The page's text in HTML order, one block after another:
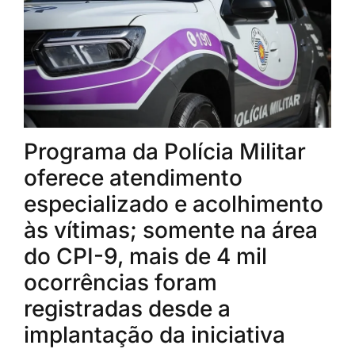
Programa da Polícia Militar
oferece atendimento
especializado e acolhimento
às vítimas; somente na área
do CPI-9, mais de 4 mil
ocorrências foram
registradas desde a
implantação da iniciativa